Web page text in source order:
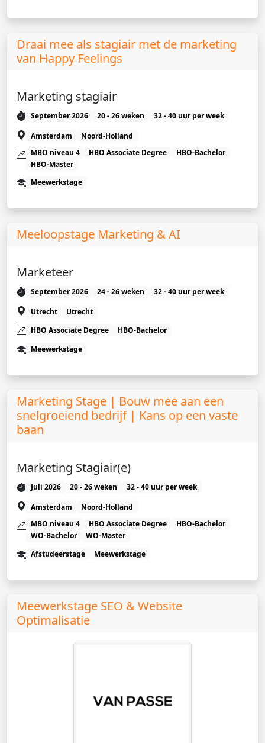
Draai mee als stagiair met de marketing
van Happy Feelings
Marketing stagiair
September 2026 20 - 26 weken
32 - 40 uur per week
Amsterdam
Noord-Holland
MBO niveau 4
HBO Associate Degree
HBO-Bachelor
HBO-Master
Meewerkstage
Meeloopstage Marketing & AI
Marketeer
September 2026 24 - 26 weken
32 - 40 uur per week
Utrecht
Utrecht
HBO Associate Degree
HBO-Bachelor
Meewerkstage
Marketing Stage | Bouw mee aan een
snelgroeiend bedrijf | Kans op een vaste
baan
Marketing Stagiair(e)
Juli 2026 20 - 26 weken
32 - 40 uur per week
Amsterdam
Noord-Holland
MBO niveau 4
HBO Associate Degree
HBO-Bachelor
WO-Bachelor
WO-Master
Afstudeerstage
Meewerkstage
Meewerkstage SEO & Website
Optimalisatie